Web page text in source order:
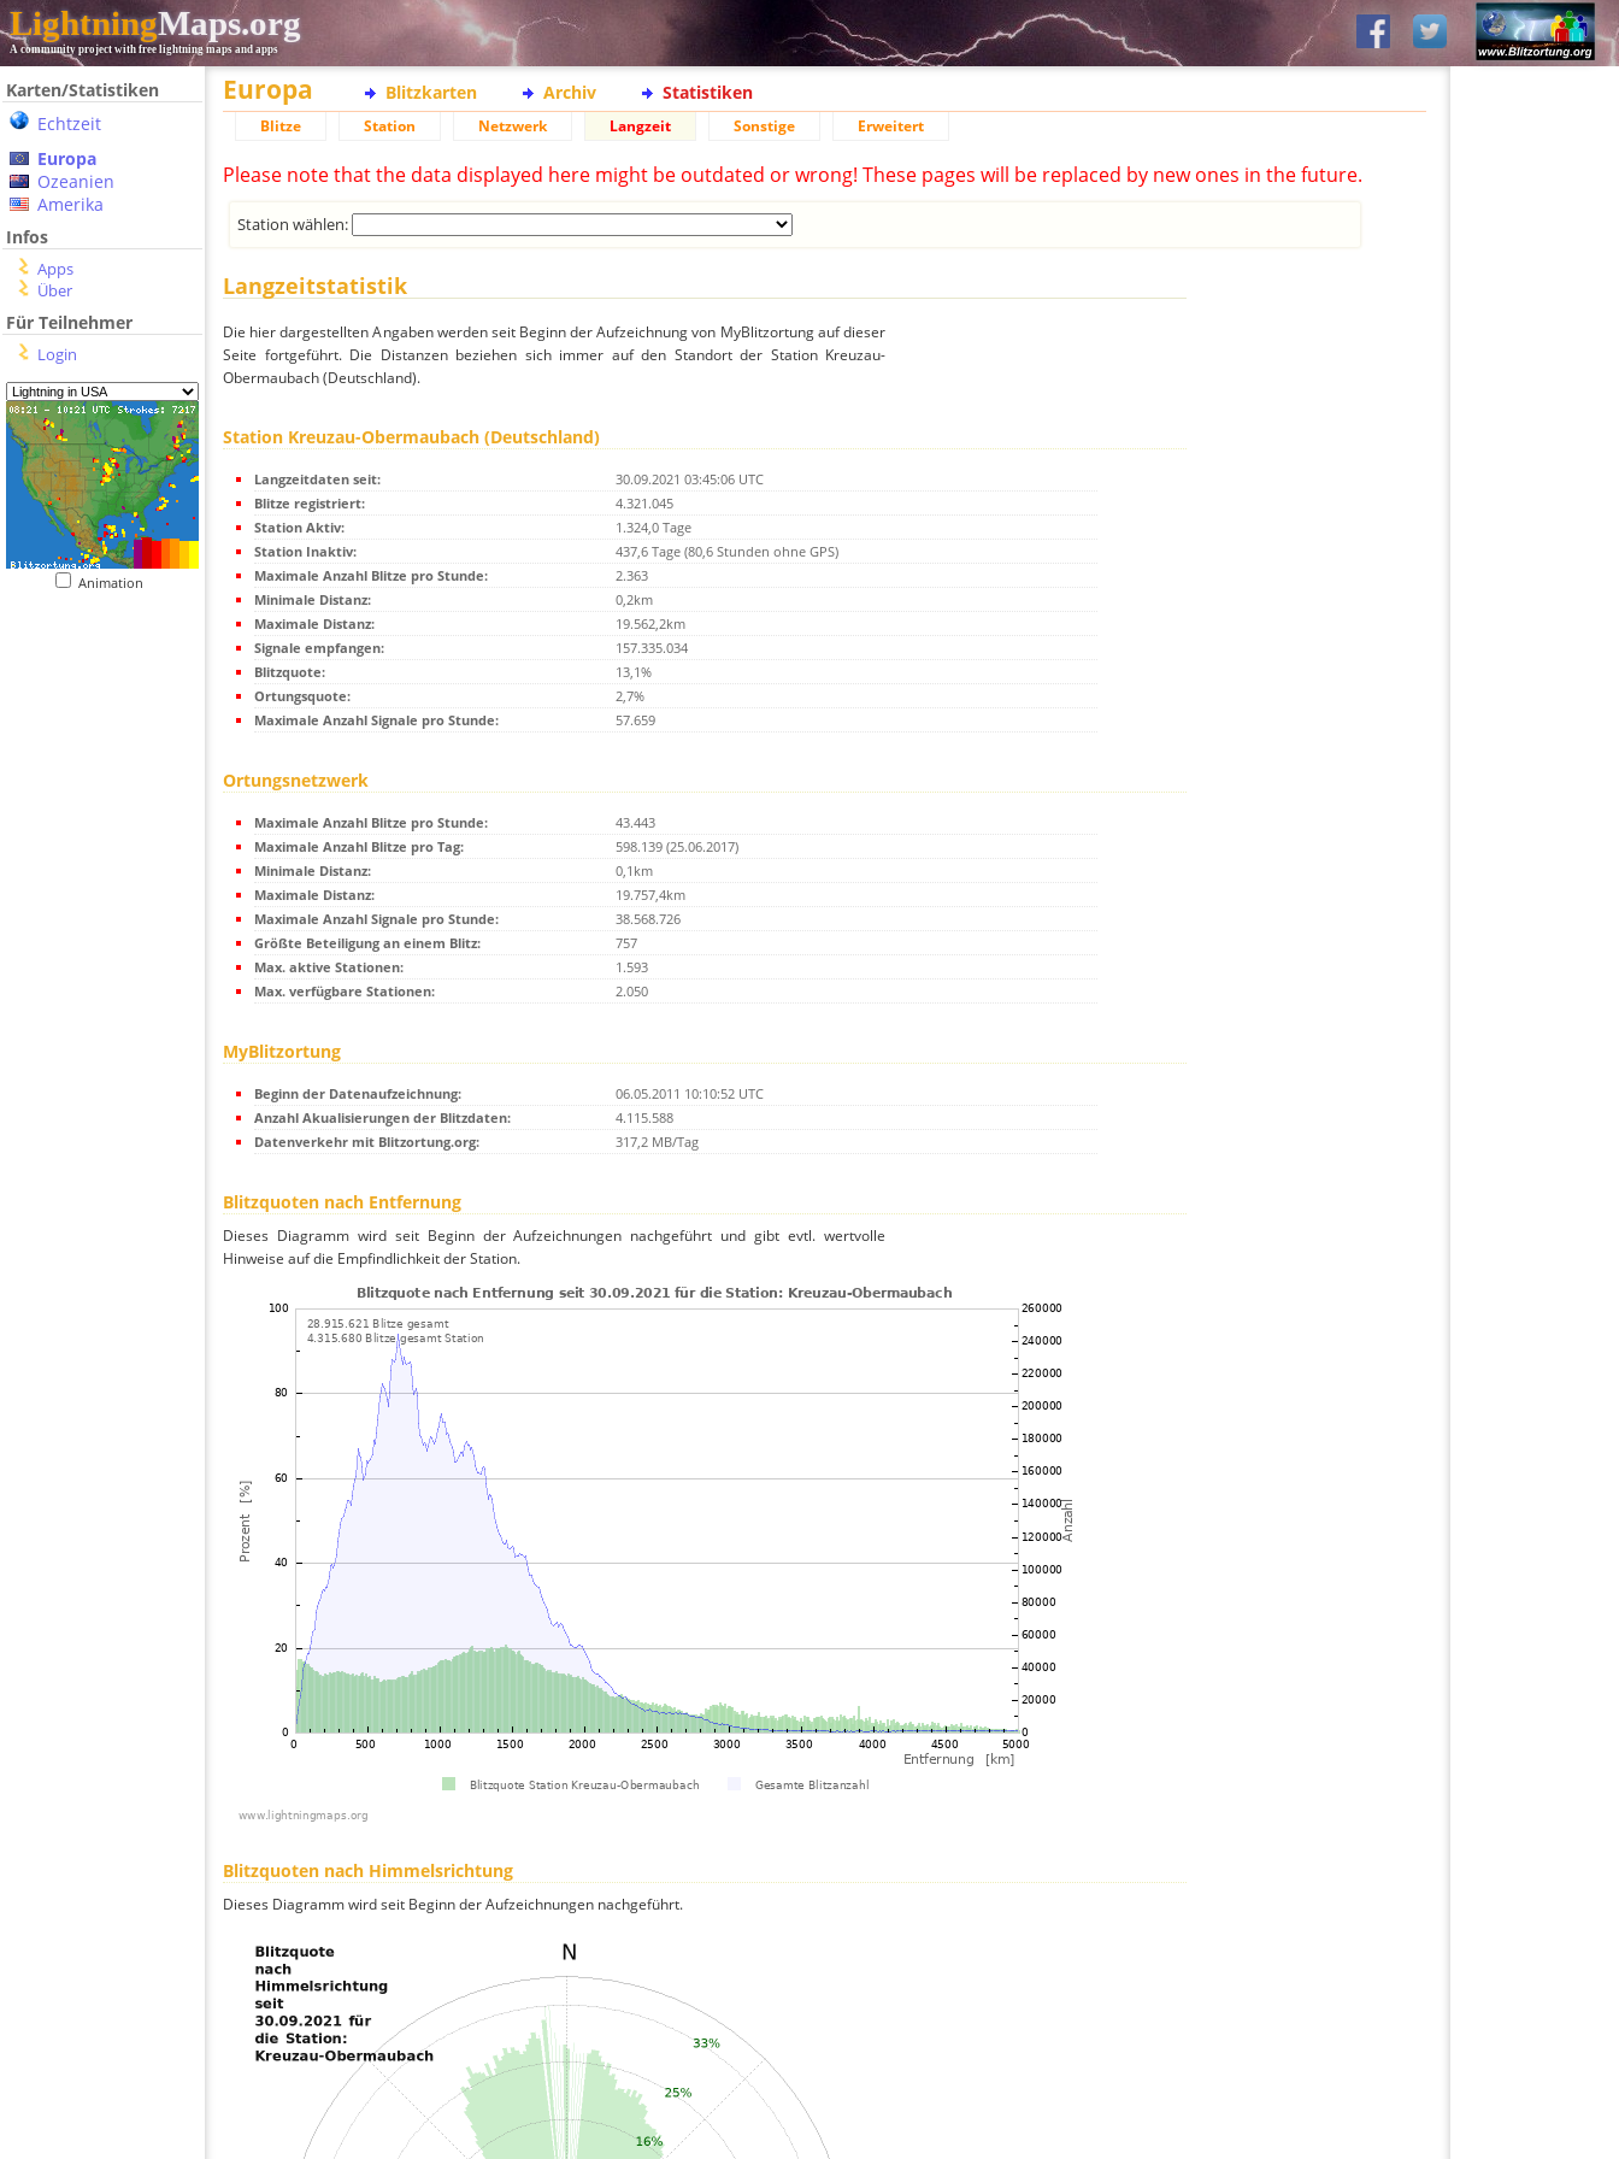
LightningMaps.org
A community project with free lightning maps and apps
Karten/Statistiken
Echtzeit
Europa
Ozeanien
Amerika
Infos
Apps
Über
Für Teilnehmer
Login
Animation
Europa Blitzkarten Archiv Statistiken
Blitze Station Netzwerk Langzeit Sonstige Erweitert
Please note that the data displayed here might be outdated or wrong! These pages will be replaced by new ones in the future.
Station wählen:
Langzeitstatistik
Die hier dargestellten Angaben werden seit Beginn der Aufzeichnung von MyBlitzortung auf dieser
Seite fortgeführt. Die Distanzen beziehen sich immer auf den Standort der Station Kreuzau-
Obermaubach (Deutschland).
Station Kreuzau-Obermaubach (Deutschland)
Langzeitdaten seit:
30.09.2021 03:45:06 UTC
Blitze registriert:
4.321.045
Station Aktiv:
1.324,0 Tage
Station Inaktiv:
437,6 Tage (80,6 Stunden ohne GPS)
Maximale Anzahl Blitze pro Stunde:
2.363
Minimale Distanz:
0,2km
Maximale Distanz:
19.562,2km
Signale empfangen:
157.335.034
Blitzquote:
13,1%
Ortungsquote:
2,7%
Maximale Anzahl Signale pro Stunde:
57.659
Ortungsnetzwerk
Maximale Anzahl Blitze pro Stunde:
43.443
Maximale Anzahl Blitze pro Tag:
598.139 (25.06.2017)
Minimale Distanz:
0,1km
Maximale Distanz:
19.757,4km
Maximale Anzahl Signale pro Stunde:
38.568.726
Größte Beteiligung an einem Blitz:
757
Max. aktive Stationen:
1.593
Max. verfügbare Stationen:
2.050
MyBlitzortung
Beginn der Datenaufzeichnung:
06.05.2011 10:10:52 UTC
Anzahl Akualisierungen der Blitzdaten:
4.115.588
Datenverkehr mit Blitzortung.org:
317,2 MB/Tag
Blitzquoten nach Entfernung
Dieses Diagramm wird seit Beginn der Aufzeichnungen nachgeführt und gibt evtl. wertvolle
Hinweise auf die Empfindlichkeit der Station.
Blitzquoten nach Himmelsrichtung
Dieses Diagramm wird seit Beginn der Aufzeichnungen nachgeführt.